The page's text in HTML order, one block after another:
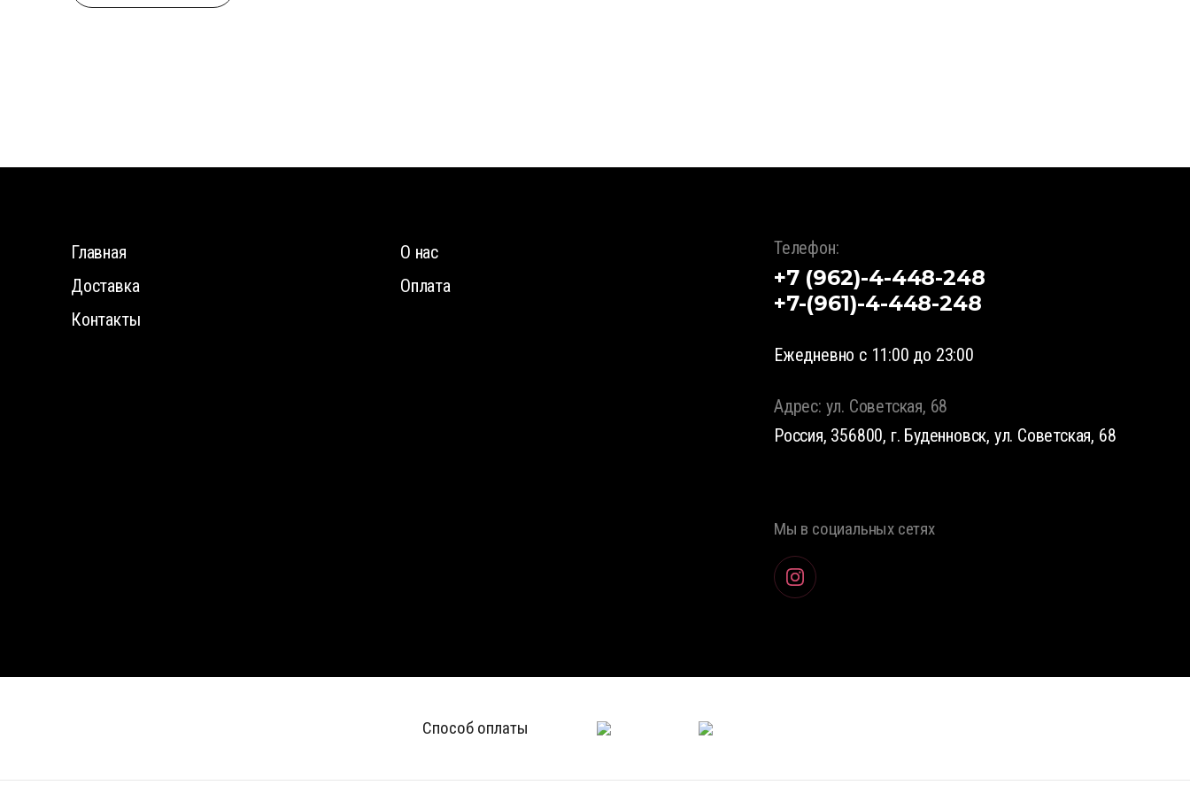
Главная
О нас
Доставка
Оплата
Контакты
Телефон:
+7 (962)-4-448-248
+7-(961)-4-448-248
Ежедневно с 11:00 до 23:00
Адрес: ул. Советская, 68
Россия, 356800, г. Буденновск, ул. Советская, 68
Мы в социальных сетях
Способ оплаты